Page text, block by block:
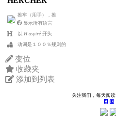
推车（用手），推
显示所有语言
以 H aspiré开头
动词是１００％规则的
变位
收藏夹
添加到列表
关注我们，每天阅读